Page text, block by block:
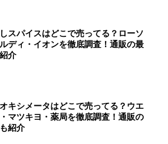
スパイスはどこで売ってる？ローソ
ディ・イオンを徹底調査！通販の最
介
キシメータはどこで売ってる？ウエ
マツキヨ・薬局を徹底調査！通販の
紹介